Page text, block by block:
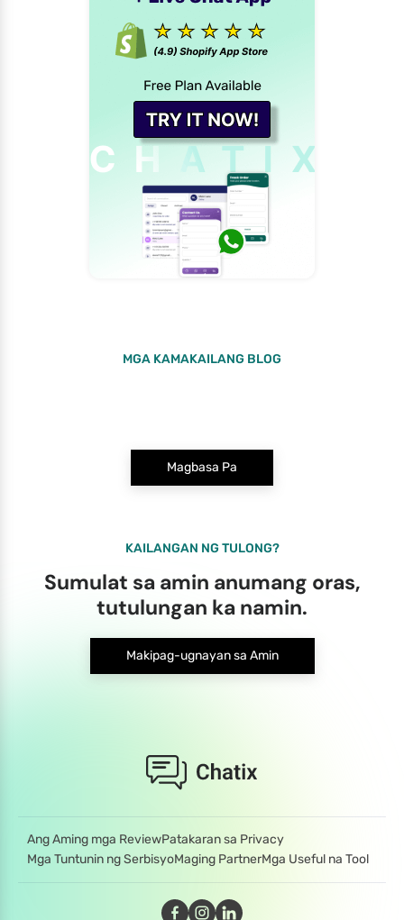
MGA KAMAKAILANG BLOG
Magbasa Pa
KAILANGAN NG TULONG?
Sumulat sa amin anumang oras,
tutulungan ka namin.
Makipag-ugnayan sa Amin
Ang Aming mga ReviewPatakaran sa Privacy
Mga Tuntunin ng SerbisyoMaging PartnerMga Useful na Tool